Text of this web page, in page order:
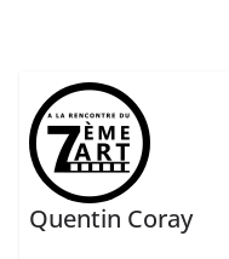
Quentin Coray